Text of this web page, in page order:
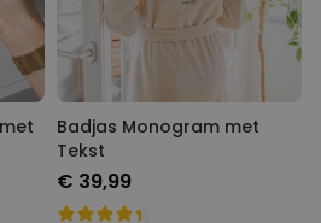
Badjas Monogram met
Tekst
€ 39,99